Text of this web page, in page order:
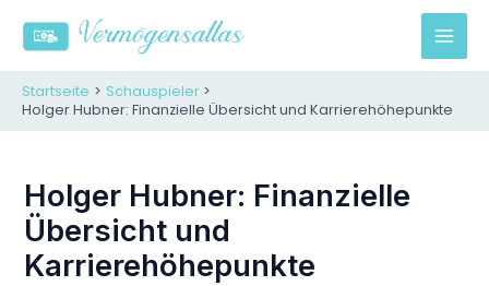
Inhalt
springen
M
A
Startseite
Schauspieler
Holger Hubner: Finanzielle Übersicht und Karrierehöhepunkte
Holger Hubner: Finanzielle
Übersicht und
Karrierehöhepunkte